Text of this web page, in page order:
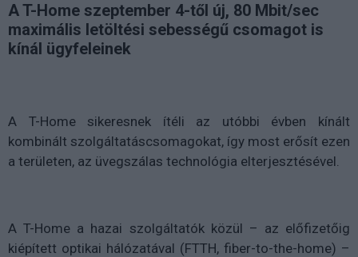
A T-Home szeptember 4-től új, 80 Mbit/sec
maximális letöltési sebességű csomagot is
kínál ügyfeleinek
A T-Home sikeresnek ítéli az utóbbi évben kínált
kombinált szolgáltatáscsomagokat, így most erősít ezen
a területen, az üvegszálas technológia elterjesztésével.
A T-Home a hazai szolgáltatók közül – az előfizetőig
kiépített optikai hálózatával (FTTH, fiber-to-the-home) –